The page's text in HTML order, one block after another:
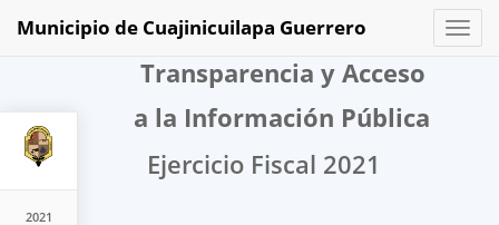
2021
Toggle
Municipio de Cuajinicuilapa Guerrero
Transparencia y Acceso
a la Información Pública
Ejercicio Fiscal 2021